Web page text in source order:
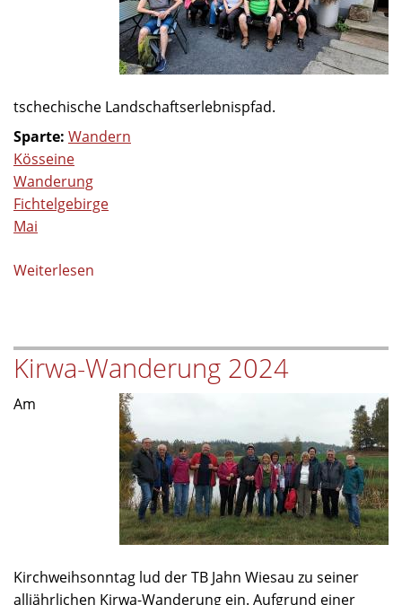
tschechische Landschaftserlebnispfad.
Sparte: Wandern
Kösseine
Wanderung
Fichtelgebirge
Mai
Weiterlesen
diesjährigen
Maiwanderung
Kirwa-Wanderung 2024
Am
Kirchweihsonntag lud der TB Jahn Wiesau zu seiner
alljährlichen Kirwa-Wanderung ein. Aufgrund einer